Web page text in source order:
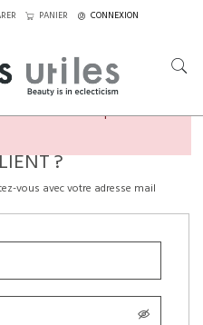
PANIER CONNEXION
vous connecter pour
?
vous avec votre adresse mail